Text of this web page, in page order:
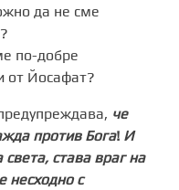
да не сме
по-добре
от Йосафат?
че
против Бога! И
става враг на
несходно с